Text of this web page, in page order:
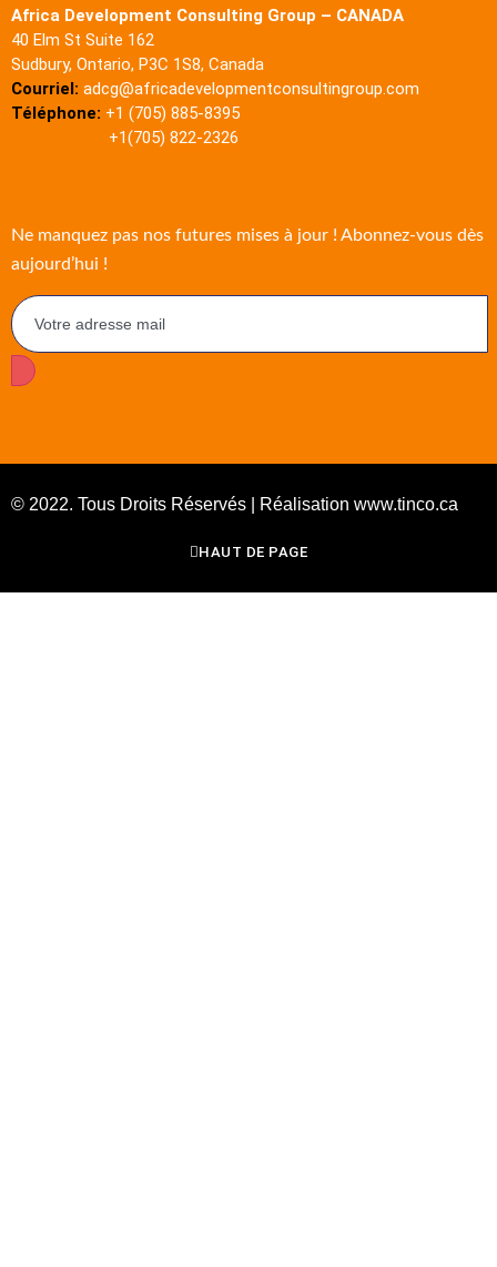
Africa Development Consulting Group – CANADA
40 Elm St Suite 162
Sudbury, Ontario, P3C 1S8, Canada
Courriel: adcg@africadevelopmentconsultingroup.com
Téléphone: +1 (705) 885-8395
+1(705) 822-2326
Ne manquez pas nos futures mises à jour ! Abonnez-vous dès
aujourd’hui !
© 2022. Tous Droits Réservés | Réalisation www.tinco.ca
HAUT DE PAGE